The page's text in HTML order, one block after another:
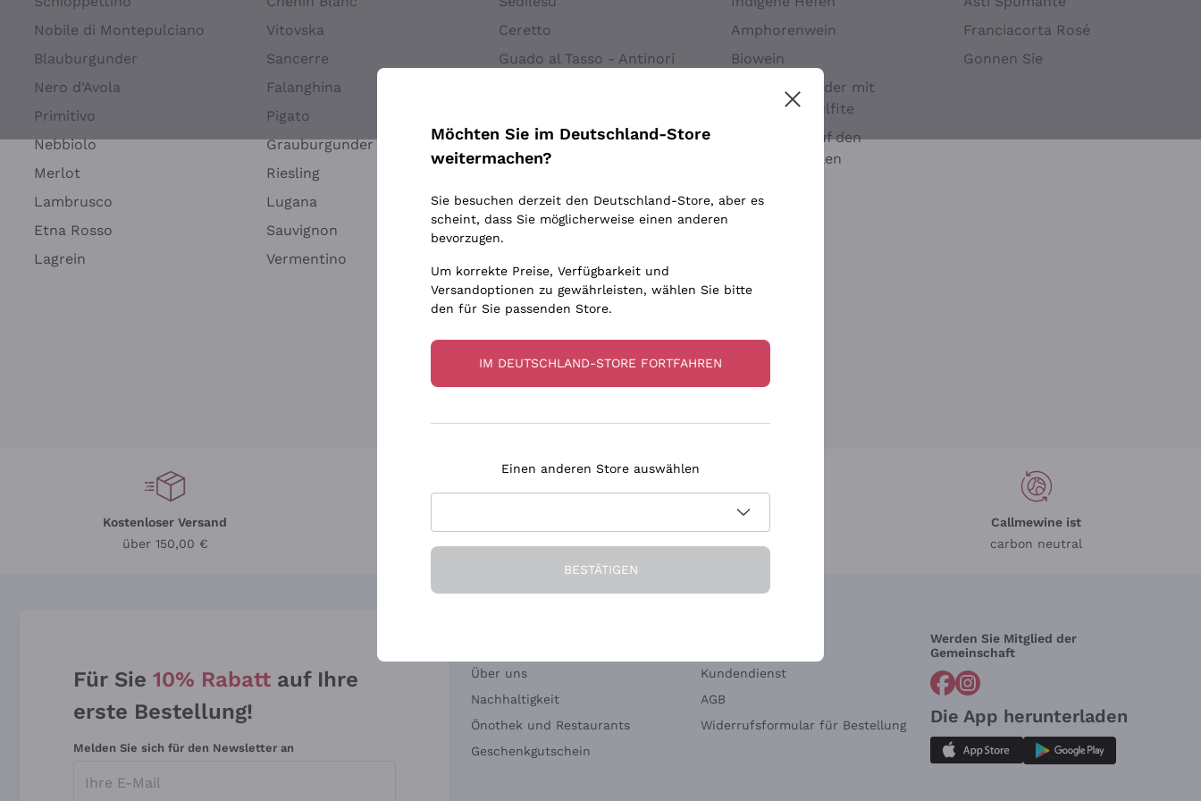
Nobile di Montepulciano
Blauburgunder
Nero d'Avola
Primitivo
Nebbiolo
Merlot
Lambrusco
Etna Rosso
Lagrein
Vitovska
Sancerre
Falanghina
Pigato
Grauburgunder
Riesling
Lugana
Sauvignon
Vermentino
Ceretto
Guado al Tasso - Antinori
Ca' dei Frati
Biondi Santi
Quintarelli Giuseppe
Rinaldi Giuseppe
Egly Ouriet
Jacquesson
Agrapart
Amphorenwein
Biowein
Ohne Sulfit oder mit
minimalen Sulfite
Maischung auf den
Traubenschalen
Franciacorta Rosé
Gonnen Sie
Kostenloser Versand
über 150,00 €
in Deutschland
in 3 Raten
Callmewine ist
carbon neutral
Für Sie 10% Rabatt auf Ihre
erste Bestellung!
Melden Sie sich für den Newsletter an
Über uns
Nachhaltigkeit
Önothek und Restaurants
Geschenkgutschein
Kundendienst
AGB
Widerrufsformular für Bestellung
Werden Sie Mitglied der
Gemeinschaft
Die App herunterladen
Melden Sie mich an
Möchten Sie im Deutschland-Store
weitermachen?
Sie besuchen derzeit den Deutschland-Store, aber es
scheint, dass Sie möglicherweise einen anderen
bevorzugen.
Um korrekte Preise, Verfügbarkeit und
Versandoptionen zu gewährleisten, wählen Sie bitte
den für Sie passenden Store.
IM DEUTSCHLAND-STORE FORTFAHREN
Einen anderen Store auswählen
BESTÄTIGEN